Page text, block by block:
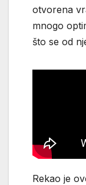
otvorena
mnogo
što se od
Rekao je